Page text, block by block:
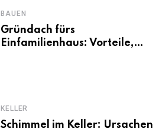
BAUEN
Gründach fürs
Einfamilienhaus: Vorteile,
KELLER
Schimmel im Keller: Ursachen